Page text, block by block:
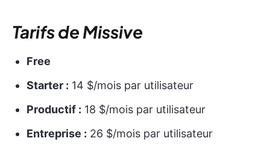
Tarifs de Missive
Free
Starter : 14 $/mois par utilisateur
Productif : 18 $/mois par utilisateur
Entreprise : 26 $/mois par utilisateur